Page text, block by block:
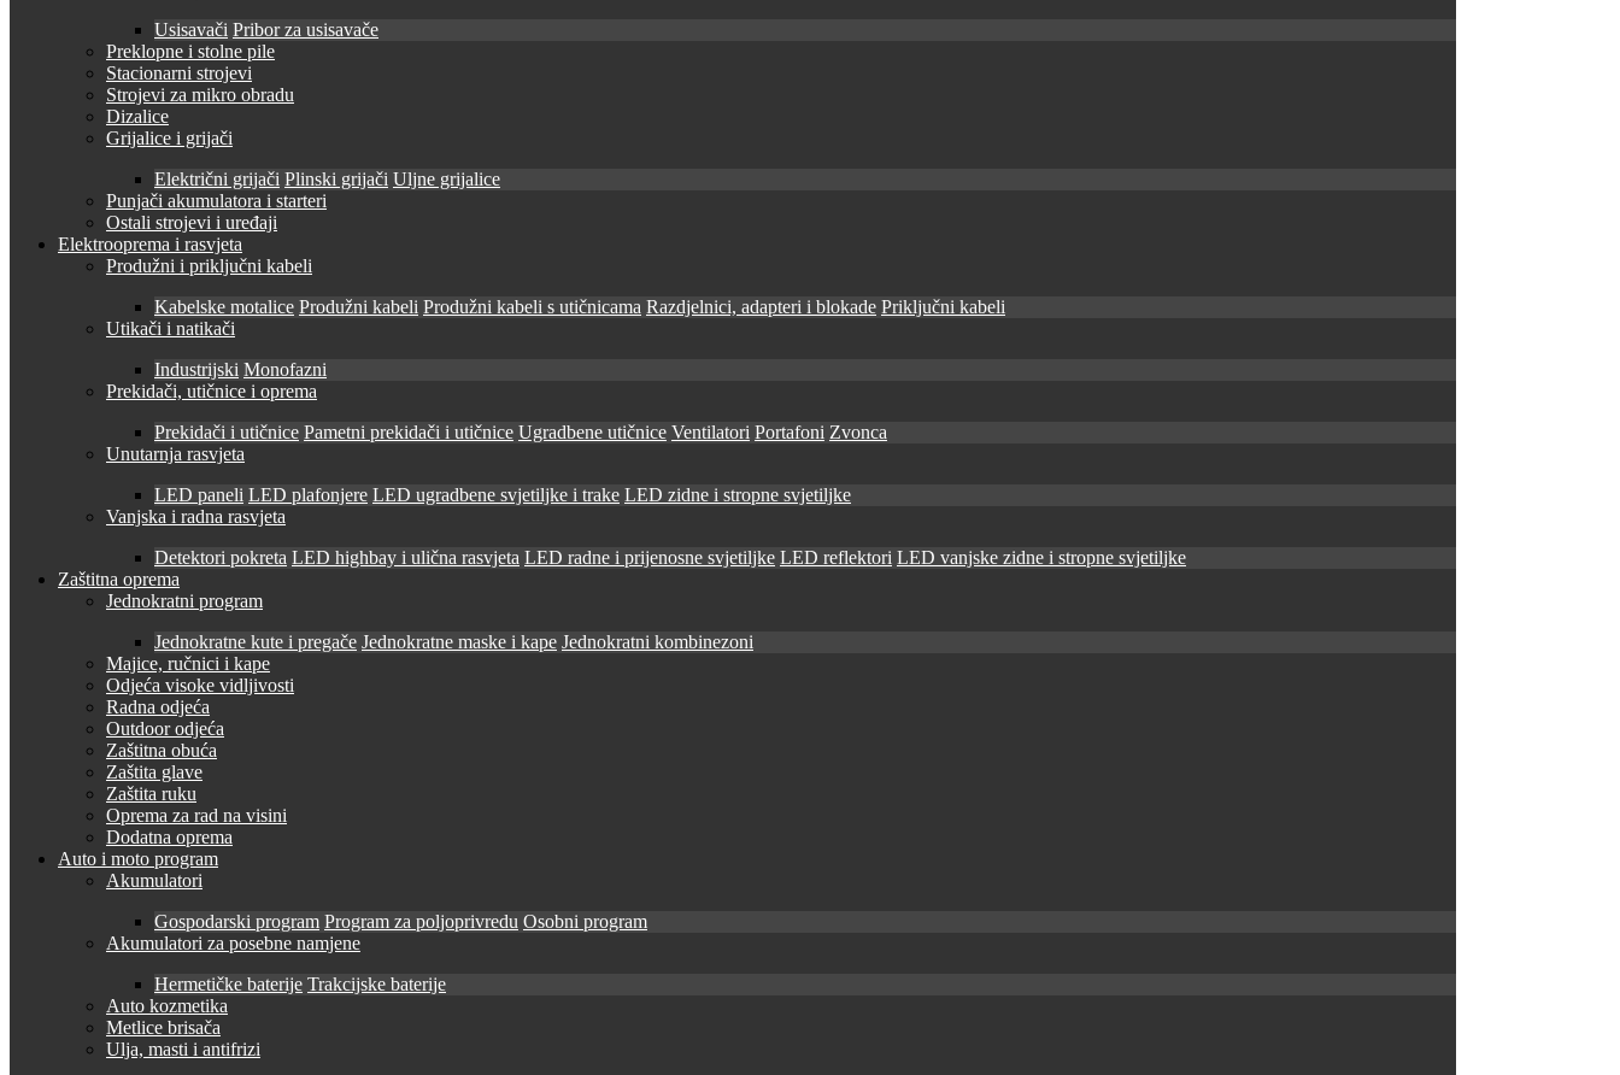
Usisavači Pribor za usisavače
Preklopne i stolne pile
Stacionarni strojevi
Strojevi za mikro obradu
Dizalice
Grijalice i grijači
Električni grijači Plinski grijači Uljne grijalice
Punjači akumulatora i starteri
Ostali strojevi i uređaji
Elektrooprema i rasvjeta
Produžni i priključni kabeli
Kabelske motalice Produžni kabeli Produžni kabeli s utičnicama Razdjelnici, adapteri i blokade Priključni kabeli
Utikači i natikači
Industrijski Monofazni
Prekidači, utičnice i oprema
Prekidači i utičnice Pametni prekidači i utičnice Ugradbene utičnice Ventilatori Portafoni Zvonca
Unutarnja rasvjeta
LED paneli LED plafonjere LED ugradbene svjetiljke i trake LED zidne i stropne svjetiljke
Vanjska i radna rasvjeta
Detektori pokreta LED highbay i ulična rasvjeta LED radne i prijenosne svjetiljke LED reflektori LED vanjske zidne i stropne svjetiljke
Zaštitna oprema
Jednokratni program
Jednokratne kute i pregače Jednokratne maske i kape Jednokratni kombinezoni
Majice, ručnici i kape
Odjeća visoke vidljivosti
Radna odjeća
Outdoor odjeća
Zaštitna obuća
Zaštita glave
Zaštita ruku
Oprema za rad na visini
Dodatna oprema
Auto i moto program
Akumulatori
Gospodarski program Program za poljoprivredu Osobni program
Akumulatori za posebne namjene
Hermetičke baterije Trakcijske baterije
Auto kozmetika
Metlice brisača
Ulja, masti i antifrizi